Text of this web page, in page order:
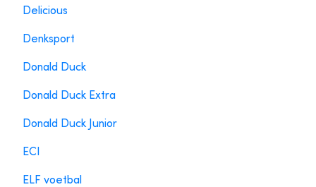
Delicious
Denksport
Donald Duck
Donald Duck Extra
Donald Duck Junior
ECI
ELF voetbal